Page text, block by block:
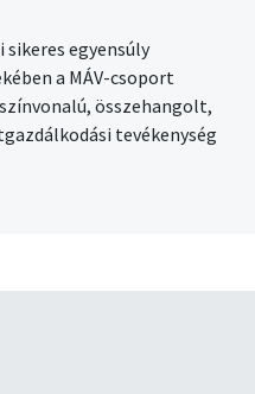
egyensúly
a MÁV-csoport
összehangolt,
tevékenység